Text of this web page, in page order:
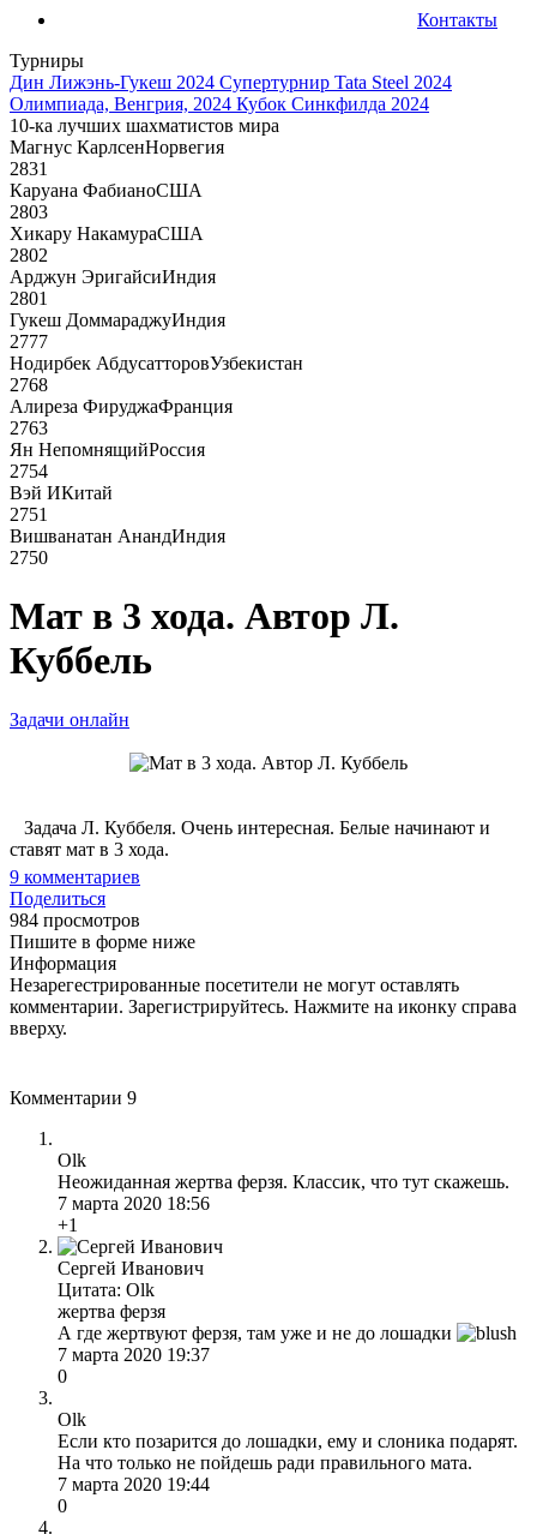
Контакты
Турниры
Дин Лижэнь-Гукеш 2024 Супертурнир Tata Steel 2024
Олимпиада, Венгрия, 2024 Кубок Синкфилда 2024
10-ка лучших шахматистов мира
Магнус КарлсенНорвегия
2831
Каруана ФабианоСША
2803
Хикару НакамураСША
2802
Арджун ЭригайсиИндия
2801
Гукеш ДоммараджуИндия
2777
Нодирбек АбдусатторовУзбекистан
2768
Алиреза ФируджаФранция
2763
Ян НепомнящийРоссия
2754
Вэй ИКитай
2751
Вишванатан АнандИндия
2750
Мат в 3 хода. Автор Л.
Куббель
Задачи онлайн
Задача Л. Куббеля. Очень интересная. Белые начинают и
ставят мат в 3 хода.
9 комментариев
Поделиться
984 просмотров
Пишите в форме ниже
Информация
Незарегестрированные посетители не могут оставлять
комментарии. Зарегистрируйтесь. Нажмите на иконку справа
вверху.
Комментарии 9
Olk
Неожиданная жертва ферзя. Классик, что тут скажешь.
7 марта 2020 18:56
+1
Сергей Иванович
Цитата: Olk
жертва ферзя
А где жертвуют ферзя, там уже и не до лошадки
7 марта 2020 19:37
0
Olk
Если кто позарится до лошадки, ему и слоника подарят.
На что только не пойдешь ради правильного мата.
7 марта 2020 19:44
0